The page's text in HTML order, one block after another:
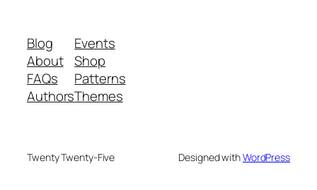
Blog
About
FAQs
Authors
Events
Shop
Patterns
Themes
Twenty Twenty-Five Designed withWordPress